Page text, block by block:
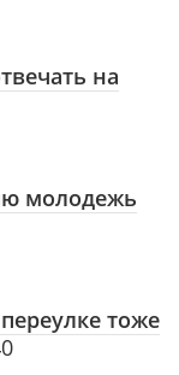
на
молодежь
тоже